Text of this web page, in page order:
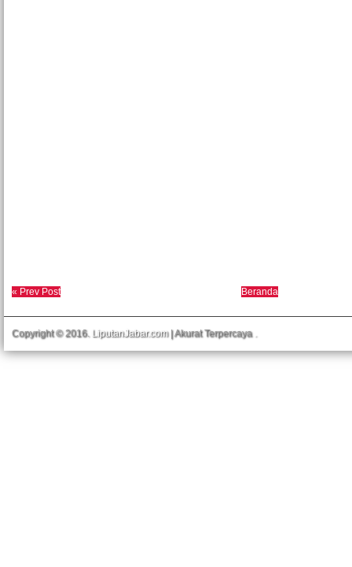
« Prev Post Beranda
Copyright © 2016. LiputanJabar.com| Akurat Terpercaya